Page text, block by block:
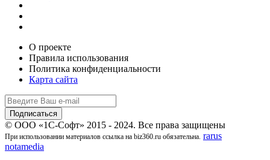
О проекте
Правила использования
Политика конфиденциальности
Карта сайта
© ООО «1С-Софт» 2015 - 2024. Все права защищены
При использовании материалов ссылка на biz360.ru обязательна. rarus
notamedia